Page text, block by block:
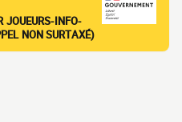
JOUEURS-INFO-
NON SURTAXÉ)